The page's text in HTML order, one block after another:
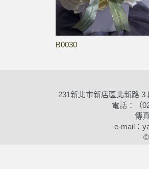
B0030
231新北市新店區北新路
電話：（
傳
e-mail：